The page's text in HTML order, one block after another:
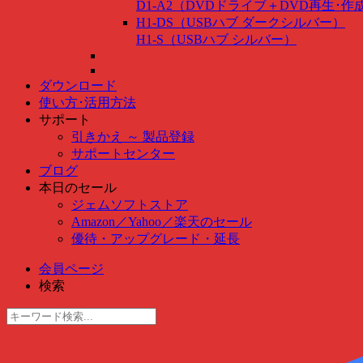
D1-A2（DVDドライブ＋DVD再生･作
H1-DS（USBハブ ダークシルバー）
H1-S（USBハブ シルバー）
ダウンロード
使い方･活用方法
サポート
引きかえ ～ 製品登録
サポートセンター
ブログ
本日のセール
ジェムソフトストア
Amazon ／Yahoo ／楽天のセール
優待・アップグレード・延長
会員ページ
検索